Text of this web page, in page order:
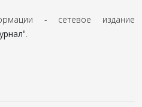
- сетевое издание
".